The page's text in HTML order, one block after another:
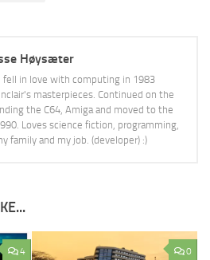
Høysæter
fell in love with computing in 1983
masterpieces. Continued on the
the C64, Amiga and moved to the
Loves science fiction, programming,
family and my job. (developer) :)
4 0